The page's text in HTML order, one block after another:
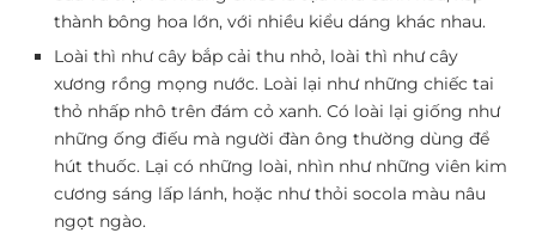
thành bông hoa lớn, với nhiều kiểu dáng khác nhau.
Loài thì như cây bắp cải thu nhỏ, loài thì như cây
xương rồng mọng nước. Loài lại như những chiếc tai
thỏ nhấp nhô trên đám cỏ xanh. Có loài lại giống như
những ống điếu mà người đàn ông thường dùng để
hút thuốc. Lại có những loài, nhìn như những viên kim
cương sáng lấp lánh, hoặc như thỏi socola màu nâu
ngọt ngào.